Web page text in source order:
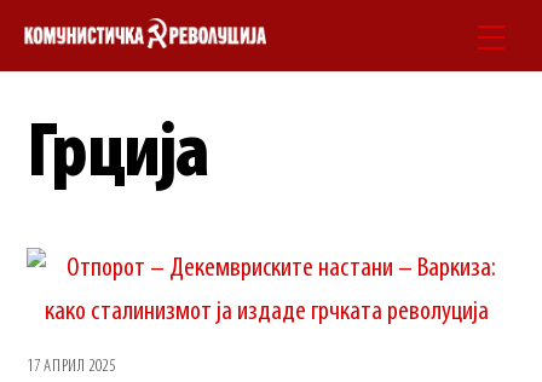
Skip
Грција
17 АПРИЛ 2025